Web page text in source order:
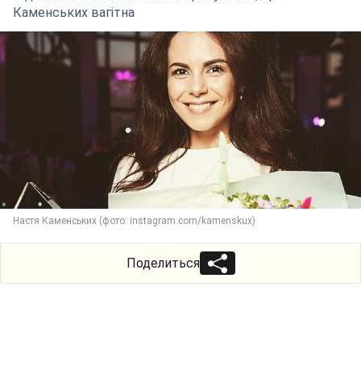
Каменських вагітна
Настя Каменських (фото: instagram.com/kamenskux)
Поделиться